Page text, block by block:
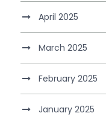
April 2025
March 2025
February 2025
January 2025